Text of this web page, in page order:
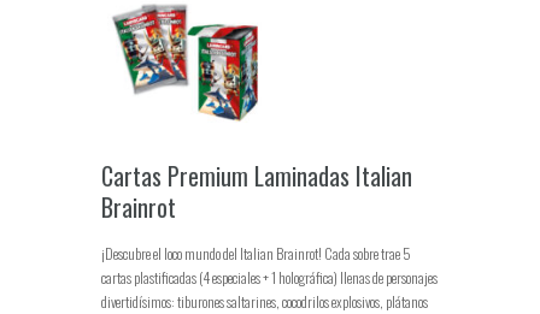
Cartas Premium Laminadas Italian
Brainrot
¡Descubre el loco mundo del Italian Brainrot! Cada sobre trae 5
cartas plastificadas (4 especiales + 1 holográfica) llenas de personajes
divertidísimos: tiburones saltarines, cocodrilos explosivos, plátanos